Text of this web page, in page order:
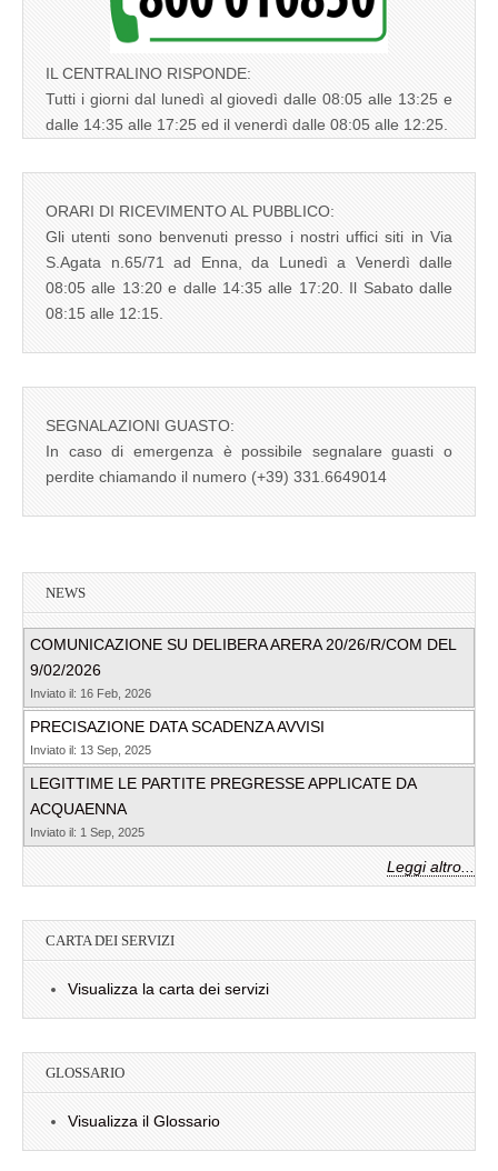
IL CENTRALINO RISPONDE:
Tutti i giorni dal lunedì al giovedì dalle 08:05 alle 13:25 e
dalle 14:35 alle 17:25 ed il venerdì dalle 08:05 alle 12:25.
ORARI DI RICEVIMENTO AL PUBBLICO:
Gli utenti sono benvenuti presso i nostri uffici siti in Via
S.Agata n.65/71 ad Enna, da Lunedì a Venerdì dalle
08:05 alle 13:20 e dalle 14:35 alle 17:20. Il Sabato dalle
08:15 alle 12:15.
SEGNALAZIONI GUASTO:
In caso di emergenza è possibile segnalare guasti o
perdite chiamando il numero (+39) 331.6649014
NEWS
COMUNICAZIONE SU DELIBERA ARERA 20/26/R/COM DEL
9/02/2026
Inviato il: 16 Feb, 2026
PRECISAZIONE DATA SCADENZA AVVISI
Inviato il: 13 Sep, 2025
LEGITTIME LE PARTITE PREGRESSE APPLICATE DA
ACQUAENNA
Inviato il: 1 Sep, 2025
Leggi altro...
CARTA DEI SERVIZI
Visualizza la carta dei servizi
GLOSSARIO
Visualizza il Glossario